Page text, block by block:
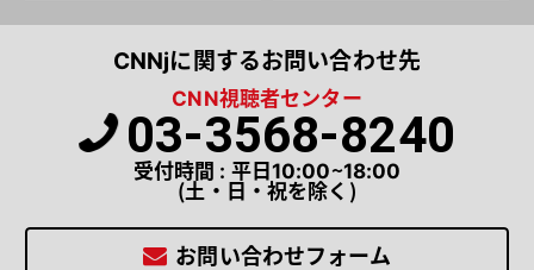
CNNjに関するお問い合わせ先
CNN視聴者センター
03-3568-8240
受付時間 : 平日10:00～18:00
（土・日・祝を除く）
お問い合わせフォーム